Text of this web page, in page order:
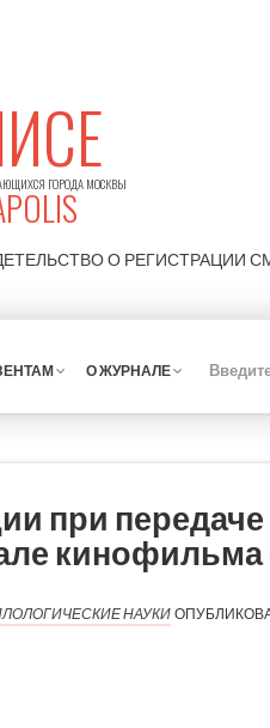
ГОРОДА МОСКВЫ
О РЕГИСТРАЦИИ
О ЖУРНАЛЕ
при передаче
кинофильма
НАУКИ